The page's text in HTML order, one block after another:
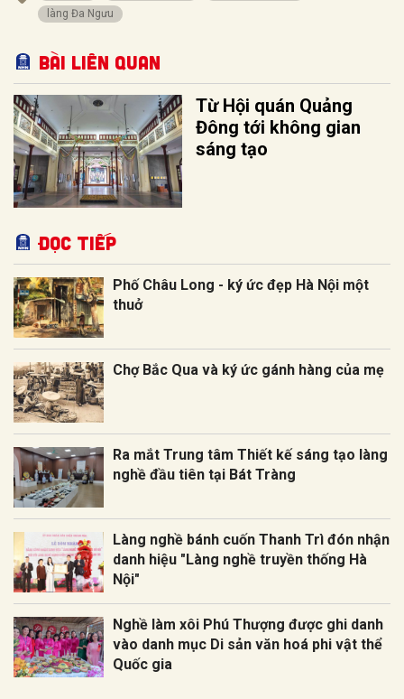
làng Đa Ngưu
Bài liên quan
Từ Hội quán Quảng
Đông tới không gian
sáng tạo
Đọc tiếp
Phố Châu Long - ký ức đẹp Hà Nội một
thuở
Chợ Bắc Qua và ký ức gánh hàng của mẹ
Ra mắt Trung tâm Thiết kế sáng tạo làng
nghề đầu tiên tại Bát Tràng
Làng nghề bánh cuốn Thanh Trì đón nhận
danh hiệu "Làng nghề truyền thống Hà
Nội"
Nghề làm xôi Phú Thượng được ghi danh
vào danh mục Di sản văn hoá phi vật thể
Quốc gia